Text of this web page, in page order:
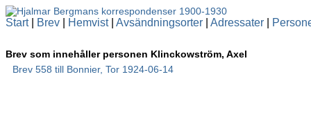
Start| Brev Hemvist| Avsändningsorter Adressater
Brev som innehåller personen Klinckowström, Axel
Brev 558 till Bonnier, Tor 1924-06-14